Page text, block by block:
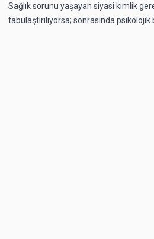
Sağlık sorunu yaşayan siyasi kimlik
tabulaştırılıyorsa; sonrasında psikolojik